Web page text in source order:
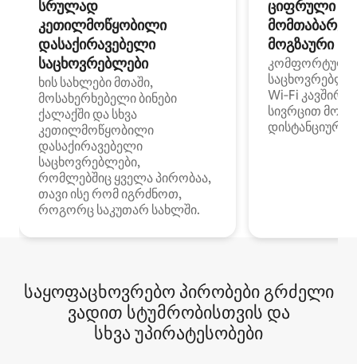
სრულად
კეთილმოწყობილი
დასაქირავებელი
საცხოვრებლები
ხის სახლები მთაში,
მოსახერხებელი ბინები
ქალაქში და სხვა
კეთილმოწყობილი
დასაქირავებელი
საცხოვრებლები,
რომლებშიც ყველა პირობაა,
თავი ისე რომ იგრძნოთ,
როგორც საკუთარ სახლში.
ციფრული
მოგზაური
კომფორტული
Wi‑Fi
სივრცით
დისტანციური
საყოფაცხოვრებო პირობები გრძელი
ვადით სტუმრობისთვის და
სხვა უპირატესობები